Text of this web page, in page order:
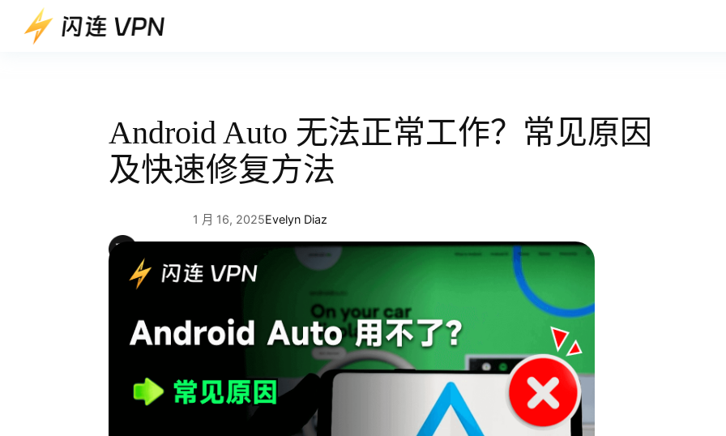
Android Auto 无法正常工作？常见原因
及快速修复方法
1 月 16, 2025Evelyn Diaz